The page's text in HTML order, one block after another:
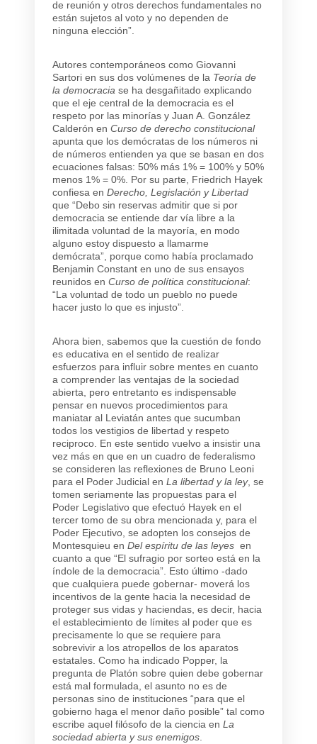
de reunión y otros derechos fundamentales no
están sujetos al voto y no dependen de
ninguna elección”.
Autores contemporáneos como Giovanni
Sartori en sus dos volúmenes de la Teoría de
la democracia se ha desgañitado explicando
que el eje central de la democracia es el
respeto por las minorías y Juan A. González
Calderón en Curso de derecho constitucional
apunta que los demócratas de los números ni
de números entienden ya que se basan en dos
ecuaciones falsas: 50% más 1% = 100% y 50%
menos 1% = 0%. Por su parte, Friedrich Hayek
confiesa en Derecho, Legislación y Libertad
que “Debo sin reservas admitir que si por
democracia se entiende dar vía libre a la
ilimitada voluntad de la mayoría, en modo
alguno estoy dispuesto a llamarme
demócrata”, porque como había proclamado
Benjamin Constant en uno de sus ensayos
reunidos en Curso de política constitucional:
“La voluntad de todo un pueblo no puede
hacer justo lo que es injusto”.
Ahora bien, sabemos que la cuestión de fondo
es educativa en el sentido de realizar
esfuerzos para influir sobre mentes en cuanto
a comprender las ventajas de la sociedad
abierta, pero entretanto es indispensable
pensar en nuevos procedimientos para
maniatar al Leviatán antes que sucumban
todos los vestigios de libertad y respeto
reciproco. En este sentido vuelvo a insistir una
vez más en que en un cuadro de federalismo
se consideren las reflexiones de Bruno Leoni
para el Poder Judicial en La libertad y la ley, se
tomen seriamente las propuestas para el
Poder Legislativo que efectuó Hayek en el
tercer tomo de su obra mencionada y, para el
Poder Ejecutivo, se adopten los consejos de
Montesquieu en Del espíritu de las leyes en
cuanto a que “El sufragio por sorteo está en la
índole de la democracia”. Esto último -dado
que cualquiera puede gobernar- moverá los
incentivos de la gente hacia la necesidad de
proteger sus vidas y haciendas, es decir, hacia
el establecimiento de límites al poder que es
precisamente lo que se requiere para
sobrevivir a los atropellos de los aparatos
estatales. Como ha indicado Popper, la
pregunta de Platón sobre quien debe gobernar
está mal formulada, el asunto no es de
personas sino de instituciones “para que el
gobierno haga el menor daño posible” tal como
escribe aquel filósofo de la ciencia en La
sociedad abierta y sus enemigos.